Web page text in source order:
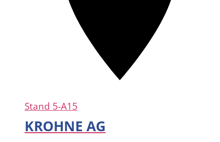
Stand 5-A15
KROHNE AG